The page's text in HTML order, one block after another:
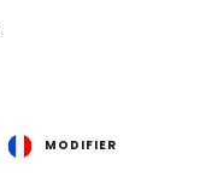
MODIFIER